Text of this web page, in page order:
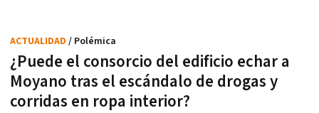
¿Puede el consorcio del edificio echar a
Moyano tras el escándalo de drogas y
corridas en ropa interior?
ACTUALIDAD / Polémica